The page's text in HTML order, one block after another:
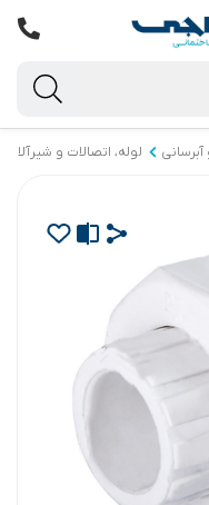
لوله، اتصالات و شیرآلات